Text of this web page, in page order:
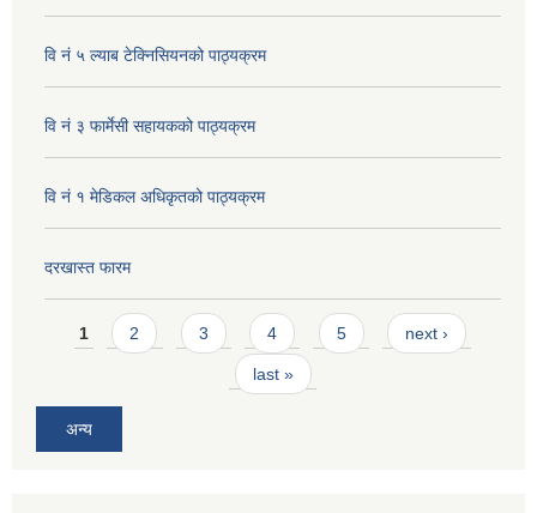
वि नं ५ ल्याब टेक्निसियनको पाठ्यक्रम
वि नं ३ फार्मेसी सहायकको पाठ्यक्रम
वि नं १ मेडिकल अधिकृतको पाठ्यक्रम
दरखास्त फारम
Pages
1 2 3 4 5 next ›
last »
अन्य